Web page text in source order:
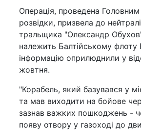
Операція, проведена Головним
розвідки, призвела до
тральщика "Олександр
належить Балтійському флоту
інформацію оприлюднили у
жовтня.
"Корабель, який базувався у
та мав виходити на бойове
зазнав важких пошкоджень -
появу отвору у газоході до